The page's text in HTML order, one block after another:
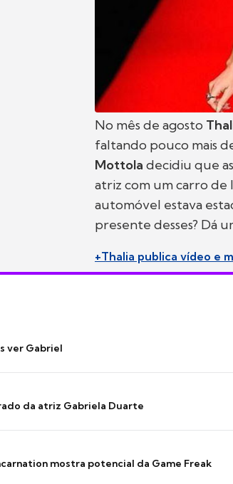
No mês de agosto
faltando pouco mais
Mottola decidiu que
atriz com um carro de
automóvel estava
presente desses? Dá
+Thalia publica vídeo e
ver Gabriel
da atriz Gabriela Duarte
mostra potencial da Game Freak